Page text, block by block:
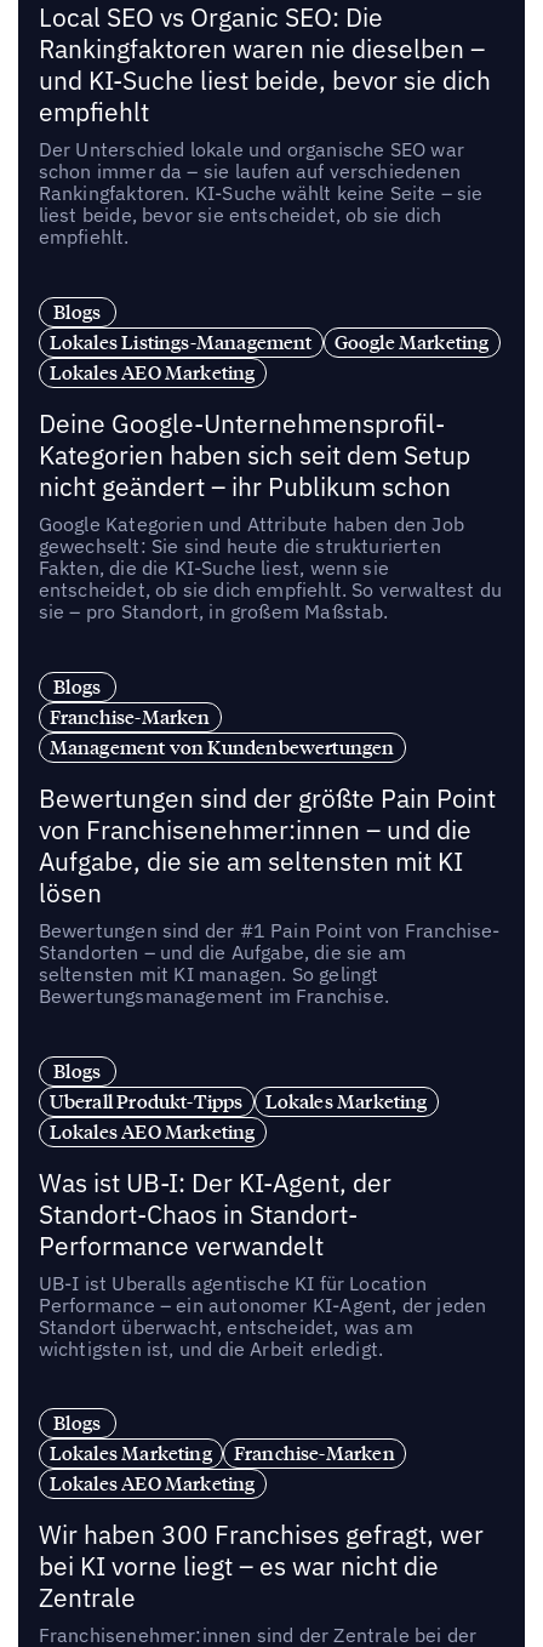
Local SEO vs Organic SEO: Die
Rankingfaktoren waren nie dieselben –
und KI-Suche liest beide, bevor sie dich
empfiehlt
Der Unterschied lokale und organische SEO war
schon immer da – sie laufen auf verschiedenen
Rankingfaktoren. KI-Suche wählt keine Seite – sie
liest beide, bevor sie entscheidet, ob sie dich
empfiehlt.
Blogs
Lokales Listings-Management
Google Marketing
Lokales AEO Marketing
Deine Google-Unternehmensprofil-
Kategorien haben sich seit dem Setup
nicht geändert – ihr Publikum schon
Google Kategorien und Attribute haben den Job
gewechselt: Sie sind heute die strukturierten
Fakten, die die KI-Suche liest, wenn sie
entscheidet, ob sie dich empfiehlt. So verwaltest du
sie – pro Standort, in großem Maßstab.
Blogs
Franchise-Marken
Management von Kundenbewertungen
Bewertungen sind der größte Pain Point
von Franchisenehmer:innen – und die
Aufgabe, die sie am seltensten mit KI
lösen
Bewertungen sind der #1 Pain Point von Franchise-
Standorten – und die Aufgabe, die sie am
seltensten mit KI managen. So gelingt
Bewertungsmanagement im Franchise.
Blogs
Uberall Produkt-Tipps
Lokales Marketing
Lokales AEO Marketing
Was ist UB-I: Der KI-Agent, der
Standort-Chaos in Standort-
Performance verwandelt
UB-I ist Uberalls agentische KI für Location
Performance – ein autonomer KI-Agent, der jeden
Standort überwacht, entscheidet, was am
wichtigsten ist, und die Arbeit erledigt.
Blogs
Lokales Marketing
Franchise-Marken
Lokales AEO Marketing
Wir haben 300 Franchises gefragt, wer
bei KI vorne liegt – es war nicht die
Zentrale
Franchisenehmer:innen sind der Zentrale bei der